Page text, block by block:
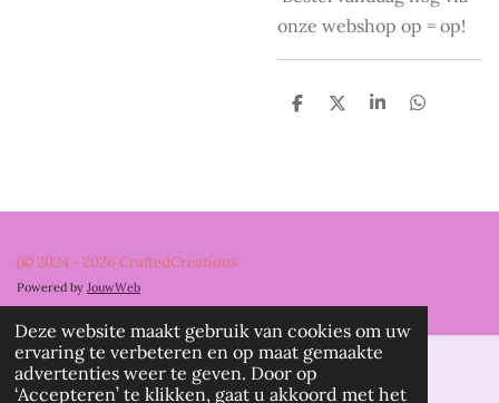
Deze website maakt gebruik van cookies om uw
ervaring te verbeteren en op maat gemaakte
advertenties weer te geven. Door op
‘Accepteren’ te klikken, gaat u akkoord met het
onze webshop op = op!
D
D
S
D
(© 2024 - 2026 CraftedCreations
Powered by JouwWeb